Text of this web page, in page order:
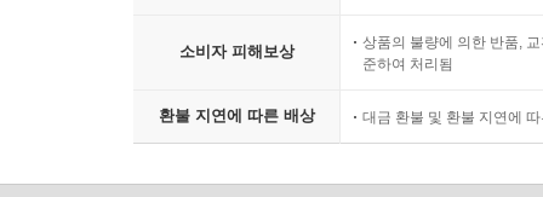
소비자 피해보상
상품의 불량에 의한 반품,
준하여 처리됨
환불 지연에 따른 배상 대금 환불 및 환불 지연에